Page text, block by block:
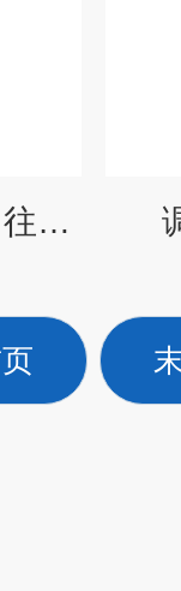
数显调速多用振荡器（往复式）